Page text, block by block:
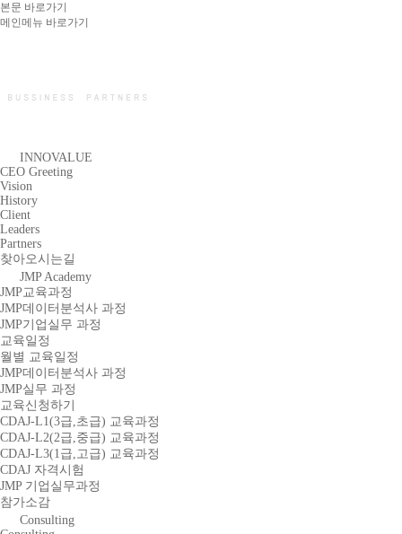
본문 바로가기
메인메뉴 바로가기
INNOVALUE
CEO Greeting
Vision
History
Client
Leaders
Partners
찾아오시는길
JMP Academy
JMP교육과정
JMP데이터분석사 과정
JMP기업실무 과정
교육일정
월별 교육일정
JMP데이터분석사 과정
JMP실무 과정
교육신청하기
CDAJ-L1(3급,초급) 교육과정
CDAJ-L2(2급,중급) 교육과정
CDAJ-L3(1급,고급) 교육과정
CDAJ 자격시험
JMP 기업실무과정
참가소감
Consulting